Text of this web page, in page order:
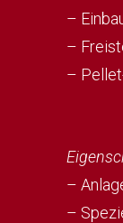
–
–
–
–
–